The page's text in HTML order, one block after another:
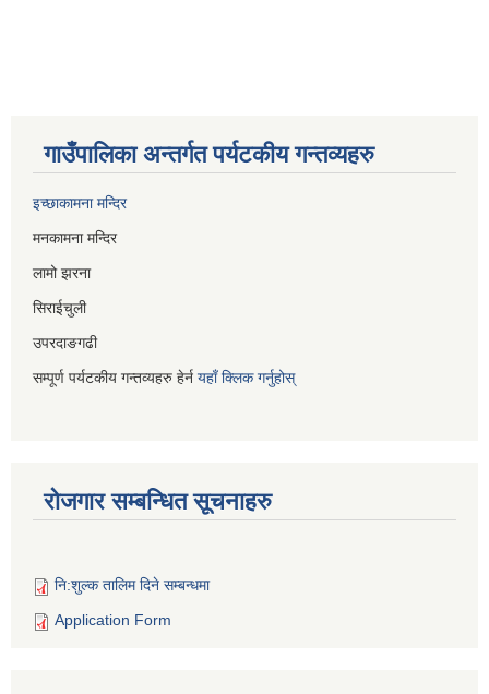
गाउँपालिका अन्तर्गत पर्यटकीय गन्तव्यहरु
इच्छाकामना मन्दिर
मनकामना मन्दिर
लामो झरना
सिराईचुली
उपरदाङगढी
सम्पूर्ण पर्यटकीय गन्तव्यहरु हेर्न यहाँ क्लिक गर्नुहोस्
रोजगार सम्बन्धित सूचनाहरु
नि:शुल्क तालिम दिने सम्बन्धमा
Application Form